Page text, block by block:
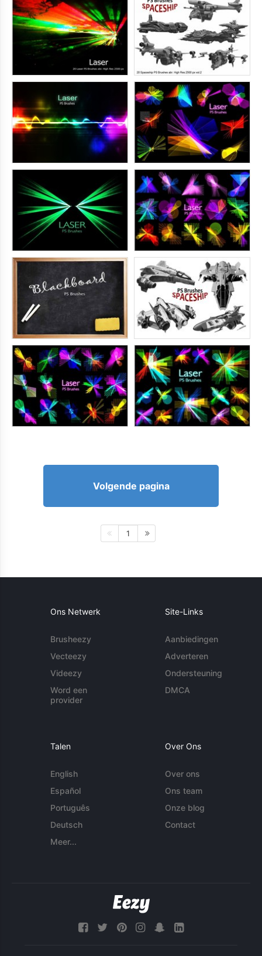
Volgende pagina
1
Ons Netwerk
Brusheezy
Vecteezy
Videezy
Word een
provider
Site-Links
Aanbiedingen
Adverteren
Ondersteuning
DMCA
Talen
English
Español
Português
Deutsch
Meer...
Over Ons
Over ons
Ons team
Onze blog
Contact